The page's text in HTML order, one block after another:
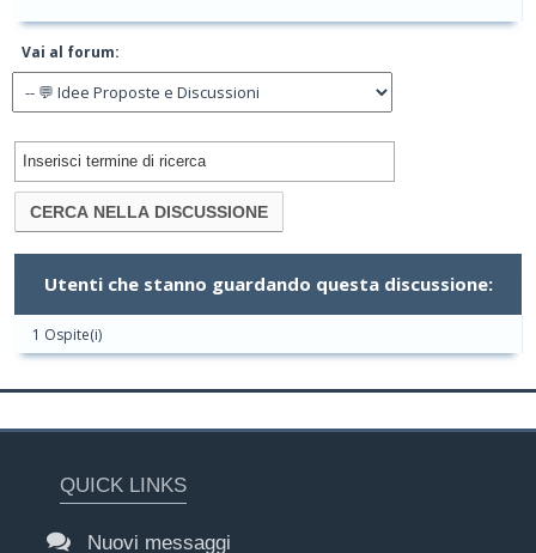
Vai al forum:
Utenti che stanno guardando questa discussione:
1 Ospite(i)
QUICK LINKS
Nuovi messaggi